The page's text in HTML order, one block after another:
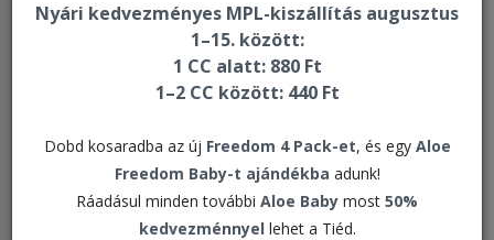
Nyári kedvezményes MPL-kiszállítás augusztus
1–15. között:
1 CC alatt: 880 Ft
1–2 CC között: 440 Ft
Dobd kosaradba az új Freedom 4 Pack-et, és egy Aloe
Freedom Baby-t ajándékba adunk!
Ráadásul minden további Aloe Baby most 50%
kedvezménnyel lehet a Tiéd.
Oktatási és segédanyagok
Hűtőmágnes szívecske